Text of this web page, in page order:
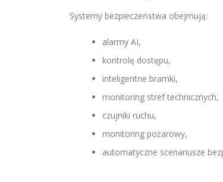
Systemy bezpieczeństwa obejmują:
alarmy AI,
kontrolę dostępu,
inteligentne bramki,
monitoring stref technicznych,
czujniki ruchu,
monitoring pożarowy,
automatyczne scenariusze